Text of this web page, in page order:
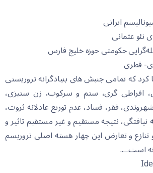
ایرانی
نئو عثمانی
حکومتی حوزە خلیج فارس
قطری
کە تمامی جنبش های بنیادگرانە تروریستی
افراطی گری، ستم و سرکوب، زن ستیزی،
فقر، فساد، عدم توزیع عادلانە ثروت،
نتیجە مستقیم و غیر مستقیم تاثیر و
تنازع و تعارض این چهار هسته اصلی تروریسم
است…..